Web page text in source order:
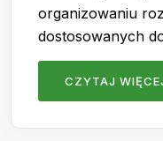
organizowaniu
dostosowanych
CZYTAJ